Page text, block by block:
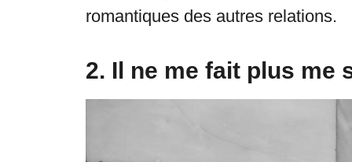
romantiques des autres relations.
2. Il ne me fait plus me